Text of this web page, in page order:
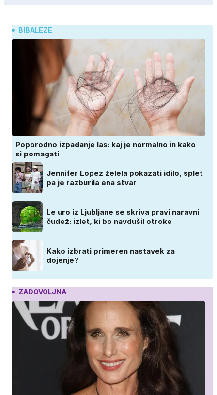
BIBALEZE
Poporodno izpadanje las: kaj je normalno in kako
si pomagati
Jennifer Lopez želela pokazati idilo, splet
pa je razburila ena stvar
Le uro iz Ljubljane se skriva pravi naravni
čudež: izlet, ki bo navdušil otroke
Kako izbrati primeren nastavek za
dojenje?
ZADOVOLJNA